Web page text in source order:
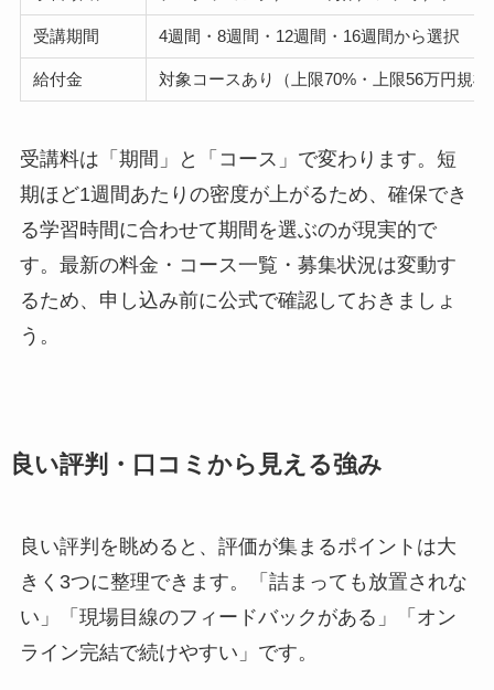
受講期間 4週間・8週間・12週間・16週間から選択
給付金 対象コースあり（上限70%・上限56万円規
受講料は「期間」と「コース」で変わります。短
期ほど1週間あたりの密度が上がるため、確保でき
る学習時間に合わせて期間を選ぶのが現実的で
す。最新の料金・コース一覧・募集状況は変動す
るため、申し込み前に公式で確認しておきましょ
う。
良い評判・口コミから見える強み
良い評判を眺めると、評価が集まるポイントは大
きく3つに整理できます。「詰まっても放置されな
い」「現場目線のフィードバックがある」「オン
ライン完結で続けやすい」です。